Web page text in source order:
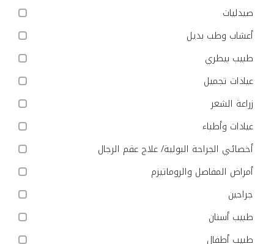
صيدليات
أعشاب وطب بديل
طبيب بيطري
عيادات تجميل
زراعة الشعر
عيادات وأطباء
أخصائي الجراحة البولية/ علاج عقم الرجال
أمراض المفاصل والروماتيزم
جراحين
طبيب أسنان
طبيب أطفال